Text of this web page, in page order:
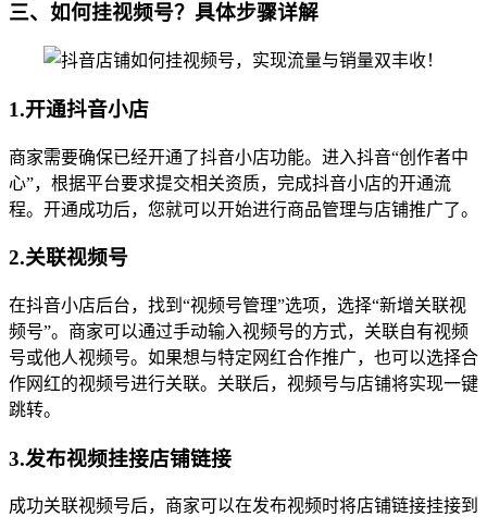
三、如何挂视频号？具体步骤详解
1.开通抖音小店
商家需要确保已经开通了抖音小店功能。进入抖音“创作者中
心”，根据平台要求提交相关资质，完成抖音小店的开通流
程。开通成功后，您就可以开始进行商品管理与店铺推广了。
2.关联视频号
在抖音小店后台，找到“视频号管理”选项，选择“新增关联视
频号”。商家可以通过手动输入视频号的方式，关联自有视频
号或他人视频号。如果想与特定网红合作推广，也可以选择合
作网红的视频号进行关联。关联后，视频号与店铺将实现一键
跳转。
3.发布视频挂接店铺链接
成功关联视频号后，商家可以在发布视频时将店铺链接挂接到